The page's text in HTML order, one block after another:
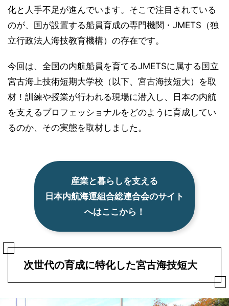
化と人手不足が進んでいます。そこで注目されている
のが、国が設置する船員育成の専門機関・JMETS（独
立行政法人海技教育機構）の存在です。
今回は、全国の内航船員を育てるJMETSに属する国立
宮古海上技術短期大学校（以下、宮古海技短大）を取
材！訓練や授業が行われる現場に潜入し、日本の内航
を支えるプロフェッショナルをどのように育成してい
るのか、その実態を取材しました。
産業と暮らしを支える
日本内航海運組合総連合会のサイト
へはここから！
次世代の育成に特化した宮古海技短大